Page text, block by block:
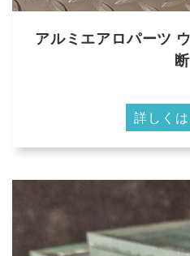
アルミエアロパーツ
断
詳しく